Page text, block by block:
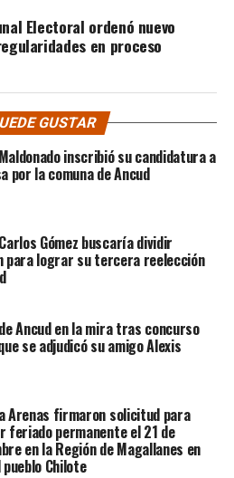
Electoral ordenó nuevo
en proceso
GUSTAR
inscribió su candidatura a
por la comuna de Ancud
Gómez buscaría dividir
para lograr su tercera reelección
Ancud en la mira tras concurso
se adjudicó su amigo Alexis
Arenas firmaron solicitud para
feriado permanente el 21 de
en la Región de Magallanes en
Chilote